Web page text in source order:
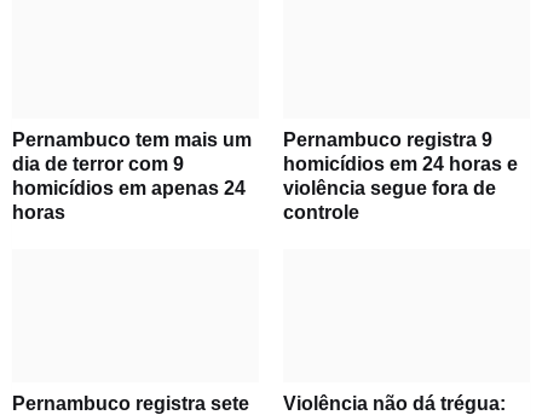
Pernambuco tem mais um
dia de terror com 9
homicídios em apenas 24
horas
Pernambuco registra 9
homicídios em 24 horas e
violência segue fora de
controle
Pernambuco registra sete
Violência não dá trégua: